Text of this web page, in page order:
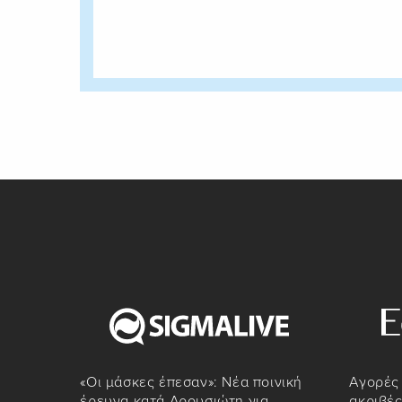
«Οι μάσκες έπεσαν»: Νέα ποινική
Αγορές